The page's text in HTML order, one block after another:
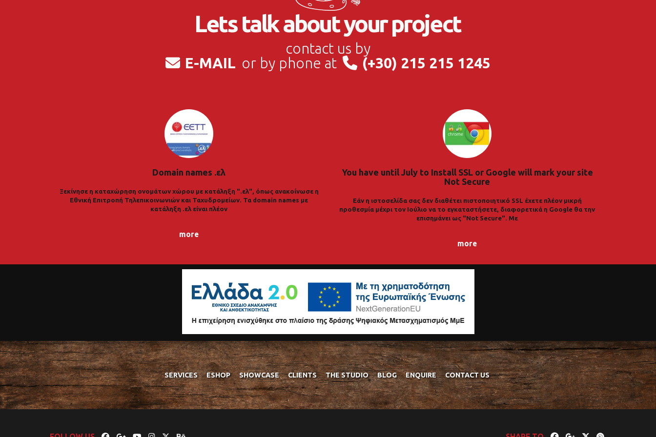
Lets talk about your project
contact us by
E-MAIL or by phone at (+30) 215 215 1245
Domain names .ελ
Ξεκίνησε η καταχώρηση ονομάτων χώρου με κατάληξη ".ελ", όπως ανακοίνωσε η
Εθνική Επιτροπή Τηλεπικοινωνιών και Ταχυδρομείων. Τα domain names με
κατάληξη .ελ είναι πλέον
more
You have until July to Install SSL or Google will mark your site
Not Secure
Εάν η ιστοσελίδα σας δεν διαθέτει πιστοποιητικό SSL έχετε πλέον μικρή
προθεσμία μέχρι τον Ιούλιο να το εγκαταστήσετε, διαφορετικά η Google θα την
επισημάνει ως "Not Secure". Με
more
SERVICES ESHOP SHOWCASE CLIENTS THE STUDIO BLOG ENQUIRE CONTACT US